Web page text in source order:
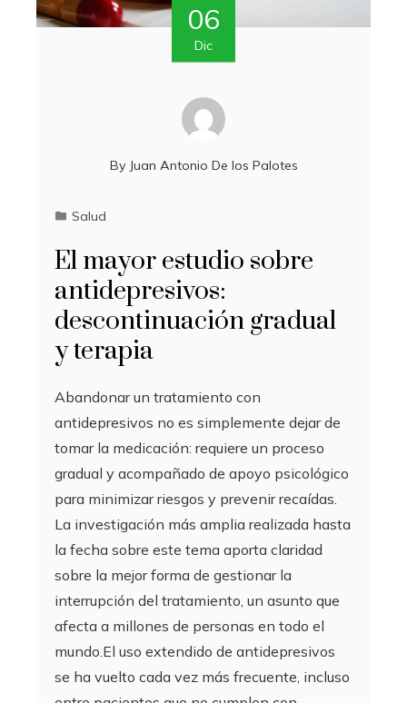
06
Dic
By Juan Antonio De los Palotes
Salud
El mayor estudio sobre
antidepresivos:
descontinuación gradual
y terapia
Abandonar un tratamiento con
antidepresivos no es simplemente dejar de
tomar la medicación: requiere un proceso
gradual y acompañado de apoyo psicológico
para minimizar riesgos y prevenir recaídas.
La investigación más amplia realizada hasta
la fecha sobre este tema aporta claridad
sobre la mejor forma de gestionar la
interrupción del tratamiento, un asunto que
afecta a millones de personas en todo el
mundo.El uso extendido de antidepresivos
se ha vuelto cada vez más frecuente, incluso